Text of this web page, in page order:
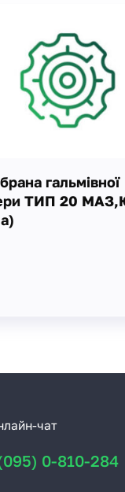
гальмівної
ТИП 20
чат
0-810-284